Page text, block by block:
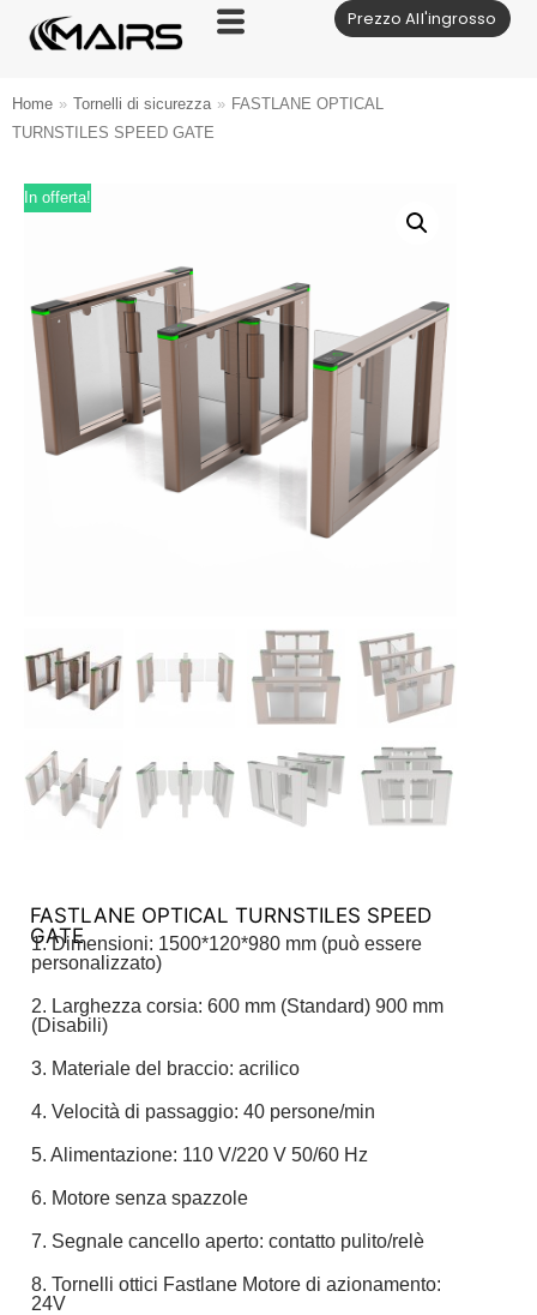
Vai
al
Prezzo All'ingrosso
Home » Tornelli di sicurezza » FASTLANE OPTICAL
TURNSTILES SPEED GATE
In offerta!
FASTLANE OPTICAL TURNSTILES SPEED
GATE
1. Dimensioni: 1500*120*980 mm (può essere
personalizzato)
2. Larghezza corsia: 600 mm (Standard) 900 mm
(Disabili)
3. Materiale del braccio: acrilico
4. Velocità di passaggio: 40 persone/min
5. Alimentazione: 110 V/220 V 50/60 Hz
6. Motore senza spazzole
7. Segnale cancello aperto: contatto pulito/relè
8. Tornelli ottici Fastlane Motore di azionamento:
24V